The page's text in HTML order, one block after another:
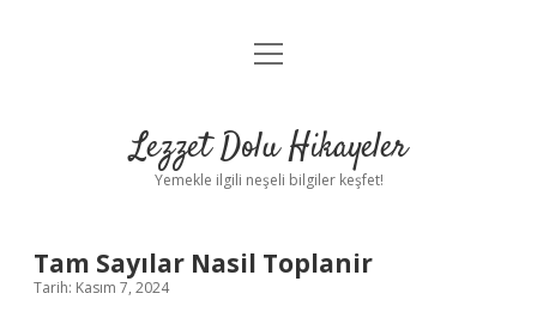
Anasayfa
Yasal Uyarı
menüyü
Lezzet Dolu Hikayeler
Yemekle ilgili neşeli bilgiler keşfet!
Tam Sayılar Nasil Toplanir
Tarih: Kasım 7, 2024